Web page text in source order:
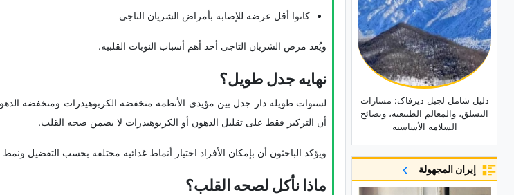
کانوا أقل عرضه للإصابه بأمراض الشریان التاجی
ویُعد مرض الشریان التاجی أحد أهم أسباب النوبات القلبیه.
نهایه جدل طویل؟
لسنوات طویله دار جدل بین مؤیدی الأنظمه منخفضه الکربوهیدرات ومنخفضه
أن الترکیز فقط على تقلیل الدهون أو الکربوهیدرات لا یضمن صحه القلب.
ویؤکد الباحثون أن بإمکان الأفراد اختیار أنماط غذائیه مختلفه بحسب التفضیل ونمط
ماذا نأکل لصحه القلب؟
دلیل شامل لجبل دیرفاک: مسارات
التسلق، والمعالم الطبیعیه، ونصائح
السلامه الأساسیه
إيران المجهولة